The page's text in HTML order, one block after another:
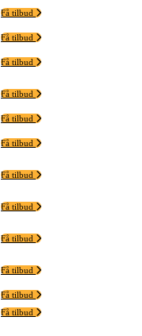
Få tilbud
Få tilbud
Få tilbud
Få tilbud
Få tilbud
Få tilbud
Få tilbud
Få tilbud
Få tilbud
Få tilbud
Få tilbud
Få tilbud